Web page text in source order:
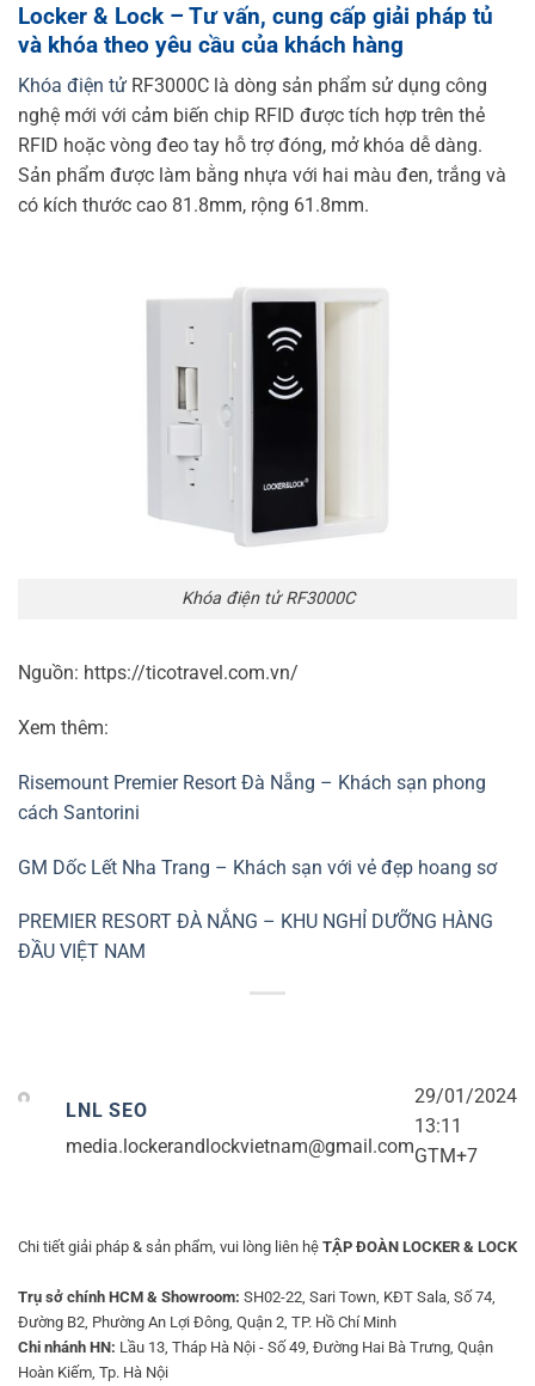
Locker & Lock – Tư vấn, cung cấp giải pháp tủ
và khóa theo yêu cầu của khách hàng
Khóa điện tử RF3000C là dòng sản phẩm sử dụng công
nghệ mới với cảm biến chip RFID được tích hợp trên thẻ
RFID hoặc vòng đeo tay hỗ trợ đóng, mở khóa dễ dàng.
Sản phẩm được làm bằng nhựa với hai màu đen, trắng và
có kích thước cao 81.8mm, rộng 61.8mm.
Khóa điện tử RF3000C
Nguồn: https://ticotravel.com.vn/
Xem thêm:
Risemount Premier Resort Đà Nẵng – Khách sạn phong
cách Santorini
GM Dốc Lết Nha Trang – Khách sạn với vẻ đẹp hoang sơ
PREMIER RESORT ĐÀ NẮNG – KHU NGHỈ DƯỠNG HÀNG
ĐẦU VIỆT NAM
LNL SEO
media.lockerandlockvietnam@gmail.com
29/01/2024
13:11
GTM+7
Chi tiết giải pháp & sản phẩm, vui lòng liên hệ TẬP ĐOÀN LOCKER & LOCK
Trụ sở chính HCM & Showroom: SH02-22, Sari Town, KĐT Sala, Số 74,
Đường B2, Phường An Lợi Đông, Quận 2, TP. Hồ Chí Minh
Chi nhánh HN: Lầu 13, Tháp Hà Nội - Số 49, Đường Hai Bà Trưng, Quận
Hoàn Kiếm, Tp. Hà Nội